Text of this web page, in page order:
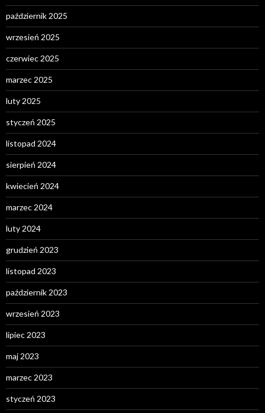
październik 2025
wrzesień 2025
czerwiec 2025
marzec 2025
luty 2025
styczeń 2025
listopad 2024
sierpień 2024
kwiecień 2024
marzec 2024
luty 2024
grudzień 2023
listopad 2023
październik 2023
wrzesień 2023
lipiec 2023
maj 2023
marzec 2023
styczeń 2023